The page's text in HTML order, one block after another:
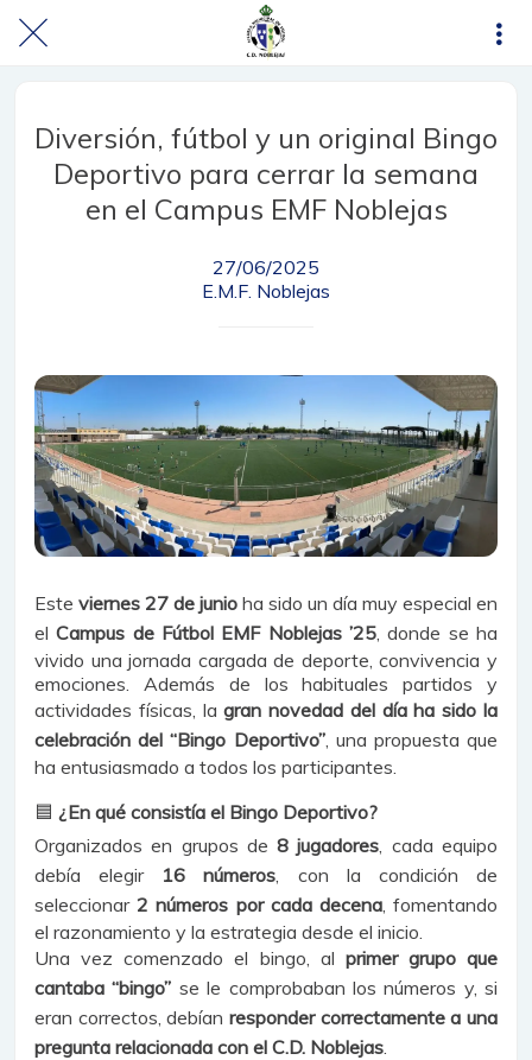
Diversión, fútbol y un original Bingo
Deportivo para cerrar la semana
en el Campus EMF Noblejas
27/06/2025
E.M.F. Noblejas
Este viernes 27 de junio ha sido un día muy especial en
elCampus de Fútbol EMF Noblejas ’25 , donde se ha
vivido una jornada cargada de deporte, convivencia y
emociones. Además de los habituales partidos y
actividades físicas, lagran novedad del día ha sido la
celebración del “Bingo Deportivo”, una propuesta que
ha entusiasmado a todos los participantes.
🟦 ¿En qué consistía el Bingo Deportivo?
Organizados en grupos de8 jugadores , cada equipo
debía elegir 16 números , con la condición de
seleccionar 2 números por cada decena, fomentando
el razonamiento y la estrategia desde el inicio.
Una vez comenzado el bingo, al primer grupo que
cantaba “bingo” se le comprobaban los números y, si
eran correctos, debían responder correctamente a una
pregunta relacionada con el C.D. Noblejas